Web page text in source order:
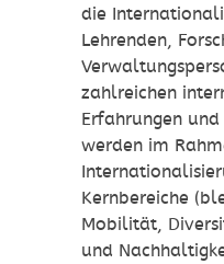
die
Lehrenden,
zahlreichen
Erfahrungen
werden im
Kernbereiche
Mobilität,
und